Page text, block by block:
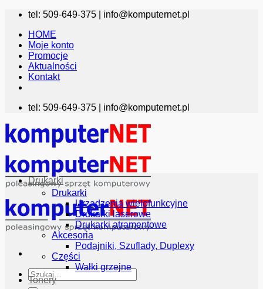
Przewiń
zawartości
tel: 509-649-375 | info@komputernet.pl
HOME
Moje konto
Promocje
Aktualności
Kontakt
tel: 509-649-375 | info@komputernet.pl
Szukaj:
Drukarki
Drukarki
Urządzenia wielofunkcyjne
Drukarki laserowe
Drukarki atramentowe
Akcesoria
Podajniki, Szuflady, Duplexy
Części
Wałki grzejne
Tonery